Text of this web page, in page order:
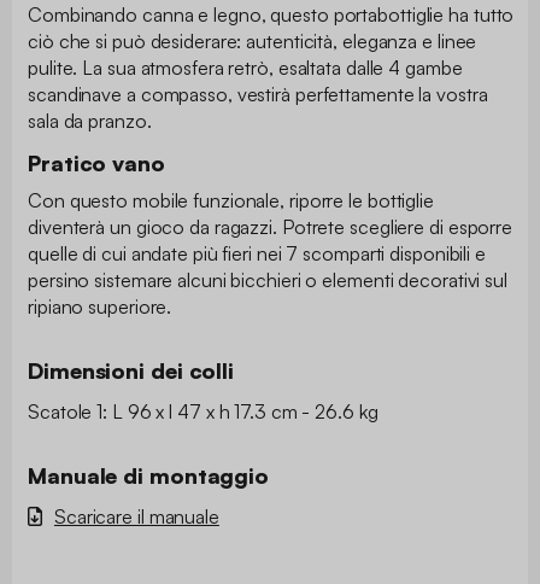
Combinando canna e legno, questo portabottiglie ha tutto
ciò che si può desiderare: autenticità, eleganza e linee
pulite. La sua atmosfera retrò, esaltata dalle 4 gambe
scandinave a compasso, vestirà perfettamente la vostra
sala da pranzo.
Pratico vano
Con questo mobile funzionale, riporre le bottiglie
diventerà un gioco da ragazzi. Potrete scegliere di esporre
quelle di cui andate più fieri nei 7 scomparti disponibili e
persino sistemare alcuni bicchieri o elementi decorativi sul
ripiano superiore.
Dimensioni dei colli
Scatole 1: L 96 x l 47 x h 17.3 cm - 26.6 kg
Manuale di montaggio
Scaricare il manuale